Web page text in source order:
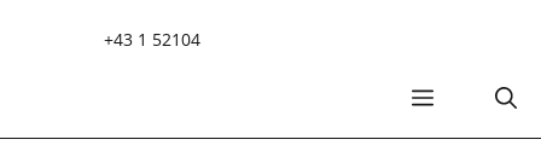
+43 1 52104
MENÜ